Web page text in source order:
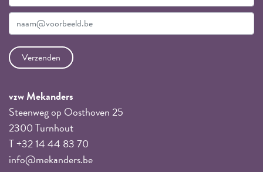
vzw Mekanders
Steenweg op Oosthoven 25
2300 Turnhout
T +32 14 44 83 70
info@mekanders.be